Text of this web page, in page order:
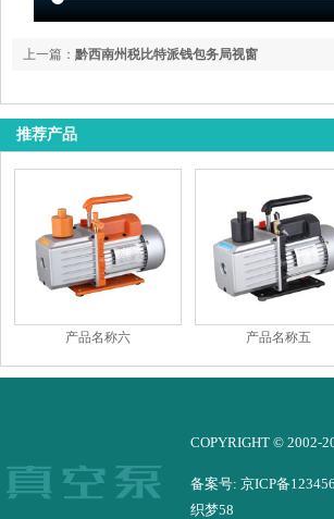
上一篇： 黔西南州税比特派钱包务局视窗
推荐产品
产品名称六 产品名称五
COPYRIGHT © 2002-
备案号: 京ICP备
织梦58